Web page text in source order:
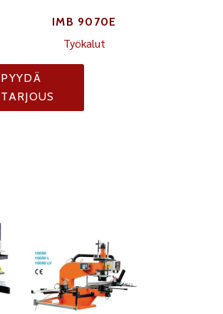
IMB 9070E
Työkalut
PYYDÄ
TARJOUS